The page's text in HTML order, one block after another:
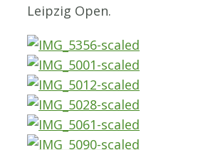
Leipzig Open.